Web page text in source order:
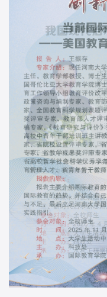
河南日报客户端 |
河南日报客户端：黄河
专思政课建设...